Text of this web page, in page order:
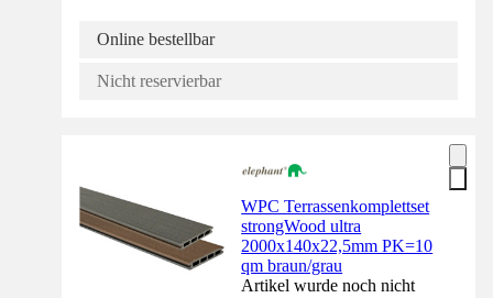
Online bestellbar
Nicht reservierbar
WPC Terrassenkomplettset
strongWood ultra
2000x140x22,5mm PK=10
qm braun/grau
Artikel wurde noch nicht